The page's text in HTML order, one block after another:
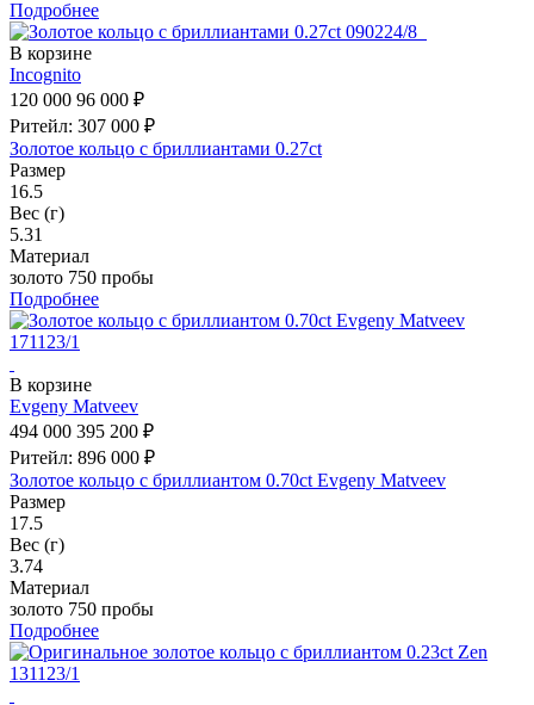
Подробнее
В корзине
Incognito
120 000 96 000 ₽
Ритейл: 307 000 ₽
Золотое кольцо с бриллиантами 0.27ct
Размер
16.5
Вес (г)
5.31
Материал
золото 750 пробы
Подробнее
В корзине
Evgeny Matveev
494 000 395 200 ₽
Ритейл: 896 000 ₽
Золотое кольцо с бриллиантом 0.70ct Evgeny Matveev
Размер
17.5
Вес (г)
3.74
Материал
золото 750 пробы
Подробнее